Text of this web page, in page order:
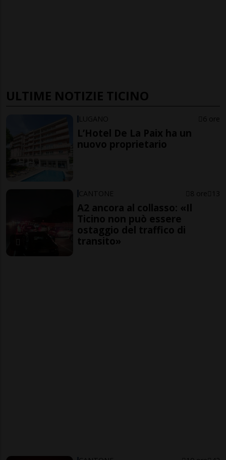
ULTIME NOTIZIE TICINO
LUGANO 6 ore
L’Hotel De La Paix ha un
nuovo proprietario
CANTONE 8 ore 13
A2 ancora al collasso: «Il
Ticino non può essere
ostaggio del traffico di
transito»